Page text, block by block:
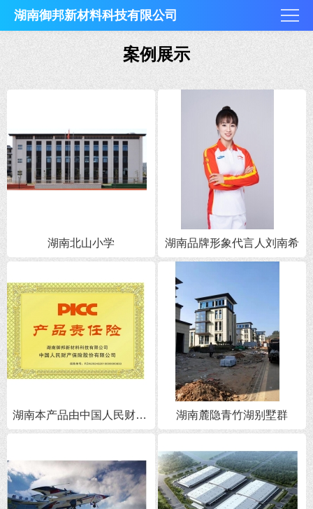
湖南御邦新材料科技有限公司
案例展示
湖南北山小学 湖南品牌形象代言人刘南希
湖南本产品由中国人民财产 保险股份有限公司承保 湖南麓隐青竹湖别墅群